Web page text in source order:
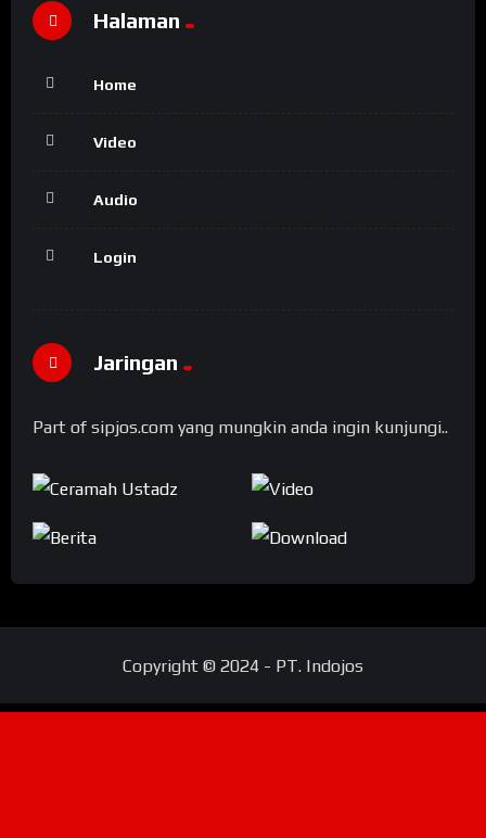
Halaman
Home
Video
Audio
Login
Jaringan
Part of sipjos.com yang mungkin anda ingin kunjungi..
Copyright © 2024 - PT. Indojos